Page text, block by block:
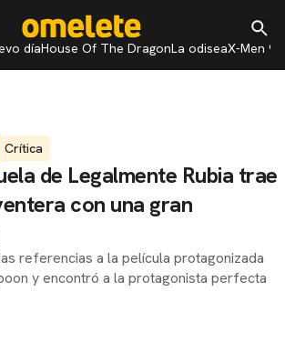
díaHouse Of The DragonLa odiseaX-Men 97
Crítica
de Legalmente Rubia trae
con una gran
referencias a la película protagonizada
y encontró a la protagonista perfecta